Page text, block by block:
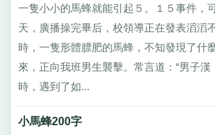
一隻小小的馬蜂就能引起５。１５事件，
天，廣播操完畢后，校領導正在發表滔滔
時，一隻形體膘肥的馬蜂，不知發現了什
來，正向我班男生襲擊。常言道：“男子漢
時，遇到了如...
小馬蜂200字